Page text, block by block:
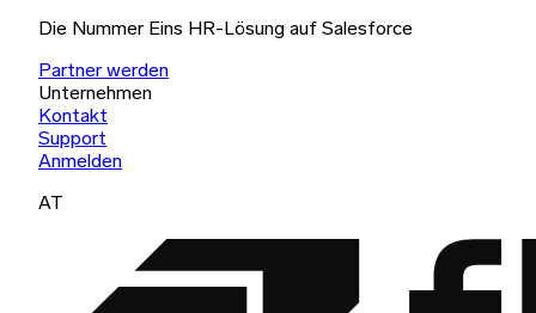
Die Nummer Eins HR-Lösung auf Salesforce
Partner werden
Unternehmen
Kontakt
Support
Anmelden
AT